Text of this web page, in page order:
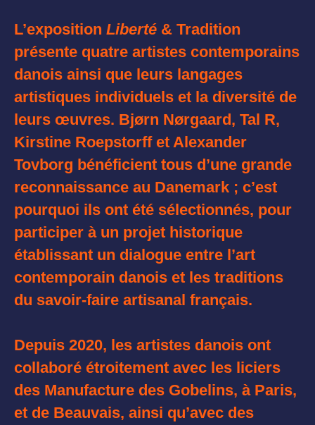
L’exposition Liberté & Tradition
présente quatre artistes contemporains
danois ainsi que leurs langages
artistiques individuels et la diversité de
leurs œuvres. Bjørn Nørgaard, Tal R,
Kirstine Roepstorff et Alexander
Tovborg bénéficient tous d’une grande
reconnaissance au Danemark ; c’est
pourquoi ils ont été sélectionnés, pour
participer à un projet historique
établissant un dialogue entre l’art
contemporain danois et les traditions
du savoir-faire artisanal français.
Depuis 2020, les artistes danois ont
collaboré étroitement avec les liciers
des Manufacture des Gobelins, à Paris,
et de Beauvais, ainsi qu’avec des